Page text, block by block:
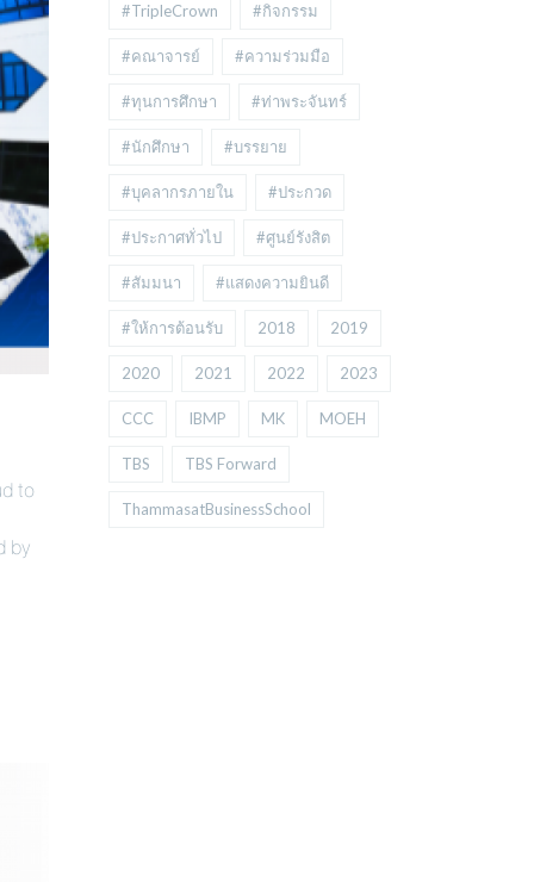
to
by
#TripleCrown #กิจกรรม
#คณาจารย์ #ความร่วมมือ
#ทุนการศึกษา #ท่าพระจันทร์
#นักศึกษา #บรรยาย
#บุคลากรภายใน #ประกวด
#ประกาศทั่วไป #ศูนย์รังสิต
#สัมมนา #แสดงความยินดี
#ให้การต้อนรับ 2018 2019
2020 2021 2022 2023
CCC IBMP MK MOEH
TBS TBS Forward
ThammasatBusinessSchool